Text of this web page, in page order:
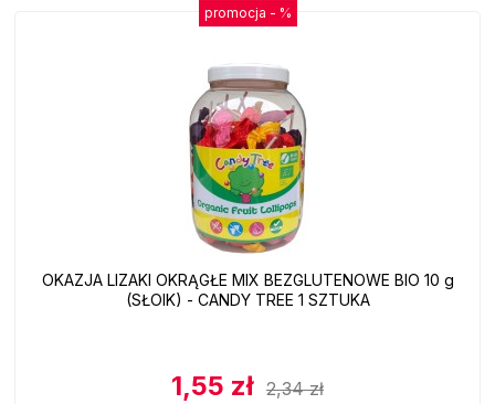
OKAZJA LIZAKI OKRĄGŁE MIX BEZGLUTENOWE BIO 10 g
(SŁOIK) - CANDY TREE 1 SZTUKA
1,55 zł 2,34 zł
promocja - %